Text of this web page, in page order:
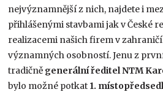
nejvýznamnější z nich, najdete i
přihlášenými stavbami jak v České
realizacemi našich firem v
významných osobností. Jenu z
tradičně generální ředitel NTM
bylo možné potkat 1.